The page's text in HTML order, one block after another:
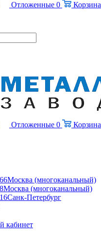
Отложенные 0 Корзина
Отложенные 0 Корзина
Москва (многоканальный)
Москва (многоканальный)
Санк-Петербург
кабинет